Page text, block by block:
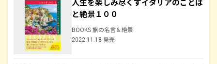
と絶景１００
BOOKS 旅の名言＆絶景
2022.11.18 発売